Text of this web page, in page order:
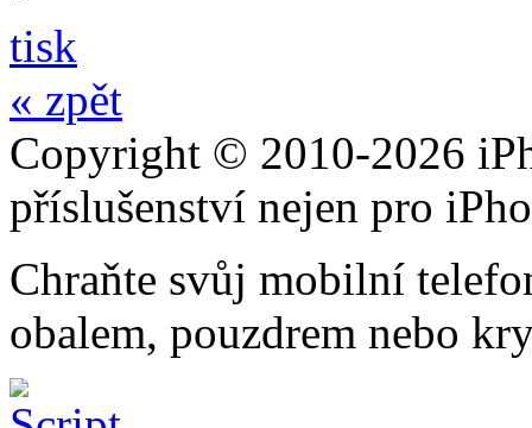
tisk
« zpět
Copyright © 2010-2026
příslušenství nejen pro
Chraňte svůj mobilní
obalem, pouzdrem nebo